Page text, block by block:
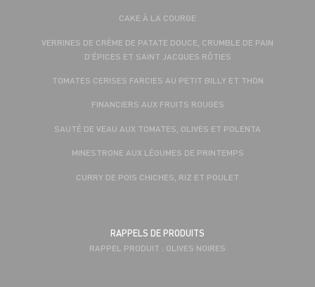
CAKE À LA COURGE
VERRINES DE CRÈME DE PATATE DOUCE, CRUMBLE DE PAIN
D’ÉPICES ET SAINT JACQUES RÔTIES
TOMATES CERISES FARCIES AU PETIT BILLY ET THON
FINANCIERS AUX FRUITS ROUGES
SAUTÉ DE VEAU AUX TOMATES, OLIVES ET POLENTA
MINESTRONE AUX LÉGUMES DE PRINTEMPS
CURRY DE POIS CHICHES, RIZ ET POULET
RAPPELS DE PRODUITS
RAPPEL PRODUIT : OLIVES NOIRES